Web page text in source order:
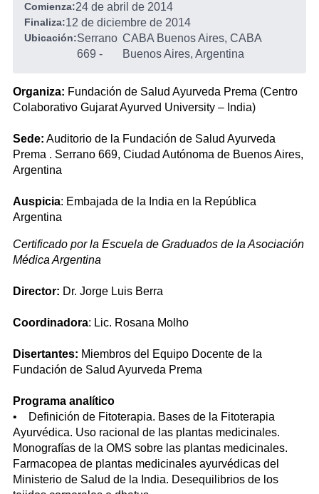
Comienza:24 de abril de 2014
Finaliza:12 de diciembre de 2014
Ubicación:Serrano
669 -
CABA Buenos Aires, CABA
Buenos Aires, Argentina
Organiza: Fundación de Salud Ayurveda Prema (Centro
Colaborativo Gujarat Ayurved University – India)
Sede: Auditorio de la Fundación de Salud Ayurveda
Prema . Serrano 669, Ciudad Autónoma de Buenos Aires,
Argentina
Auspicia: Embajada de la India en la República
Argentina
Certificado por la Escuela de Graduados de la Asociación
Médica Argentina
Director: Dr. Jorge Luis Berra
Coordinadora: Lic. Rosana Molho
Disertantes: Miembros del Equipo Docente de la
Fundación de Salud Ayurveda Prema
Programa analítico
• Definición de Fitoterapia. Bases de la Fitoterapia
Ayurvédica. Uso racional de las plantas medicinales.
Monografías de la OMS sobre las plantas medicinales.
Farmacopea de plantas medicinales ayurvédicas del
Ministerio de Salud de la India. Desequilibrios de los